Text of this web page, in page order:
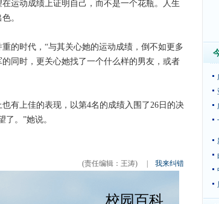
运动成绩上证明自己，而不是一个花瓶。人生
。
时代，“与其关心她的运动成绩，倒不如更多
同时，更关心她找了一个什么样的男友，或者
上佳的表现，以第4名的成绩入围了26日的决
。”她说。
(责任编辑：王涛) 我来纠错